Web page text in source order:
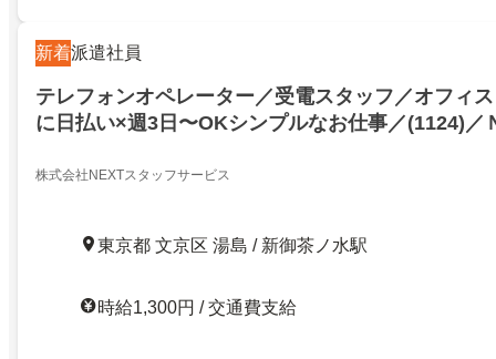
新着派遣社員
テレフォンオペレーター／受電スタッフ／オフィ
に日払い×週3日〜OKシンプルなお仕事／(1124)／
株式会社NEXTスタッフサービス
東京都 文京区 湯島 / 新御茶ノ水駅
時給1,300円 / 交通費支給